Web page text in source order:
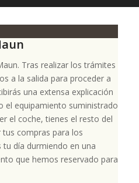
Tras realizar los trámites
a la salida para proceder a
una extensa explicación
el equipamiento suministrado
el coche, tienes el resto del
compras para los
tu día durmiendo en una
que hemos reservado para